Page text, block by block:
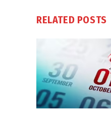
RELATED POSTS